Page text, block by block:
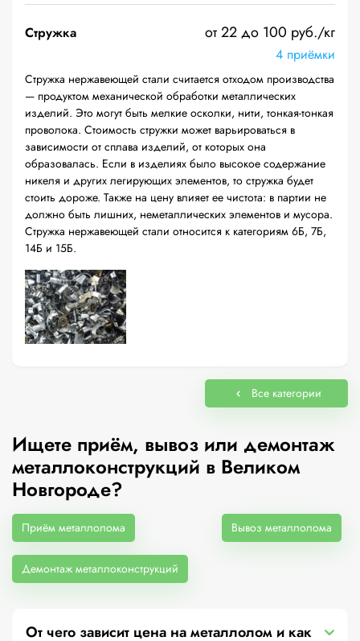
Стружка от 22 до 100 руб./кг
4 приёмки
Стружка нержавеющей стали считается отходом производства
— продуктом механической обработки металлических
изделий. Это могут быть мелкие осколки, нити, тонкая-тонкая
проволока. Стоимость стружки может варьироваться в
зависимости от сплава изделий, от которых она
образовалась. Если в изделиях было высокое содержание
никеля и других легирующих элементов, то стружка будет
стоить дороже. Также на цену влияет ее чистота: в партии не
должно быть лишних, неметаллических элементов и мусора.
Стружка нержавеющей стали относится к категориям 6Б, 7Б,
14Б и 15Б.
Все категории
Ищете приём, вывоз или демонтаж
металлоконструкций в Великом
Новгороде?
Приём металлолома Вывоз металлолома
Демонтаж металлоконструкций
От чего зависит цена на металлолом и как